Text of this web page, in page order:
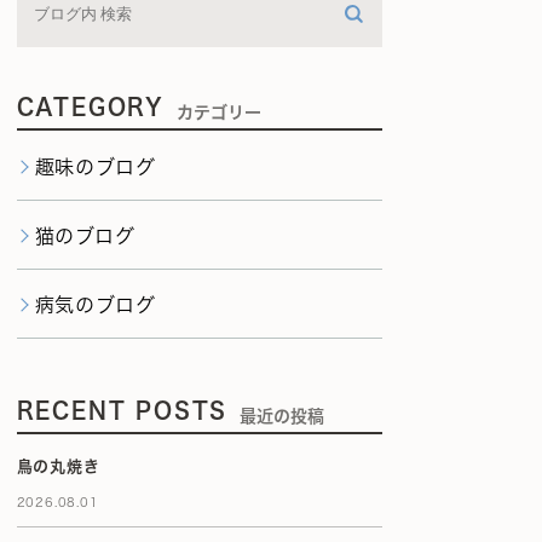
CATEGORY カテゴリー
趣味のブログ
猫のブログ
病気のブログ
RECENT POSTS 最近の投稿
鳥の丸焼き
2026.08.01